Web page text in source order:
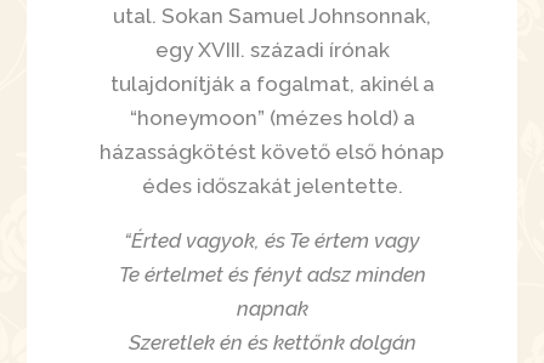
utal. Sokan Samuel Johnsonnak,
egy XVIII. századi írónak
tulajdonítják a fogalmat, akinél a
“honeymoon” (mézes hold) a
házasságkötést követő első hónap
édes időszakát jelentette.
“Érted vagyok, és Te értem vagy
Te értelmet és fényt adsz minden
napnak
Szeretlek én és kettőnk dolgán